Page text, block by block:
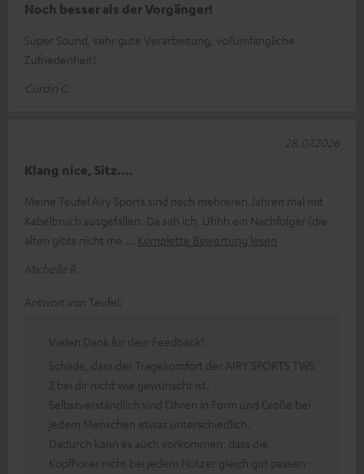
Noch besser als der Vorgänger!
Super Sound, sehr gute Verarbeitung, vollumfängliche
Zufriedenheit!
Curdin C.
Klang nice, Sitz….
Meine Teufel Airy Sports sind nach mehreren Jahren mal mit
Kabelbruch ausgefallen. Da sah ich, Uhhh ein Nachfolger (die
alten gibts nicht me
Komplette Bewertung lesen
Michelle R.
28.07.2026
Antwort von Teufel:
Vielen Dank für dein Feedback!
Schade, dass der Tragekomfort der AIRY SPORTS TWS
2 bei dir nicht wie gewünscht ist.
Selbstverständlich sind Ohren in Form und Größe bei
jedem Menschen etwas unterschiedlich.
Dadurch kann es auch vorkommen, dass die
Kopfhörer nicht bei jedem Nutzer gleich gut passen -